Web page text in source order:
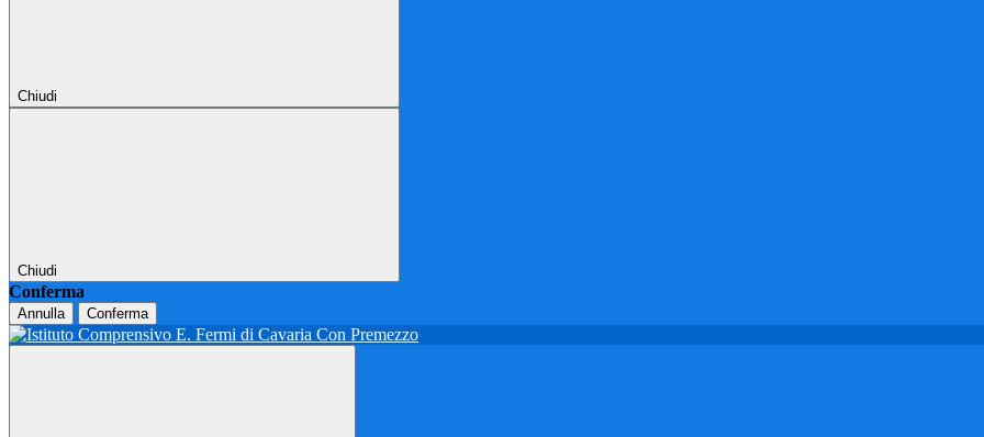
Chiudi
Chiudi
Conferma
Annulla Conferma